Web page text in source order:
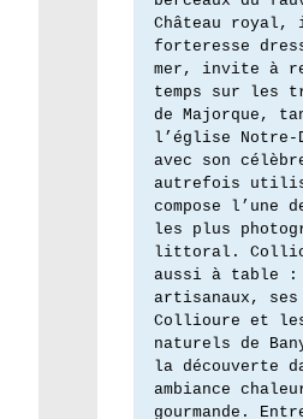
Château royal,
forteresse
mer, invite à
temps sur les
de Majorque,
l’église Notre-
avec son
autrefois utilisé
compose l’une
les plus
littoral.
aussi à table :
artisanaux, ses
Collioure et
naturels de
la découverte
ambiance
gourmande.